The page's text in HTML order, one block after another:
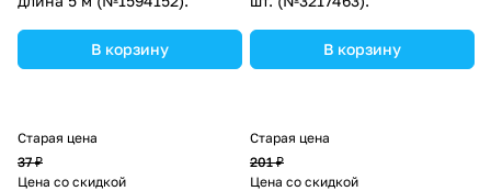
В корзину В корзину
Старая цена
37 ₽
Цена со скидкой
Старая цена
201 ₽
Цена со скидкой